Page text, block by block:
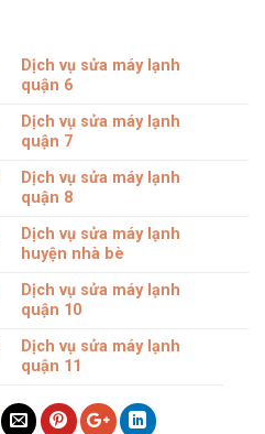
Dịch vụ sửa máy lạnh
quận 6
Dịch vụ sửa máy lạnh
quận 7
Dịch vụ sửa máy lạnh
quận 8
Dịch vụ sửa máy lạnh
huyện nhà bè
Dịch vụ sửa máy lạnh
quận 10
Dịch vụ sửa máy lạnh
quận 11